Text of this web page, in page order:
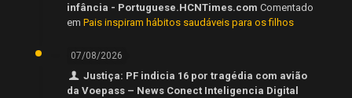
infância - Portuguese.HCNTimes.com Comentado
em Pais inspiram hábitos saudáveis para os filhos
07/08/2026
Justiça: PF indicia 16 por tragédia com avião
da Voepass – News Conect Inteligencia Digital